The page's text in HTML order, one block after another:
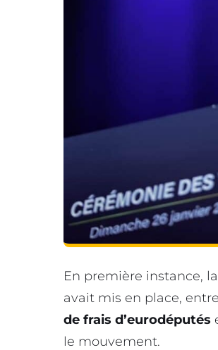
En première instance,
avait mis en place, entre
de frais d’eurodéputés
le mouvement.